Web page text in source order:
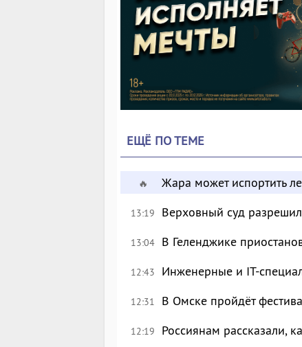
ЕЩЁ ПО ТЕМЕ
🔥 Жара может испортить
13:19 Верховный суд
13:04 В Геленджике
12:43 Инженерные и IT-
12:31 В Омске пройдёт
12:19 Россиянам рассказали,